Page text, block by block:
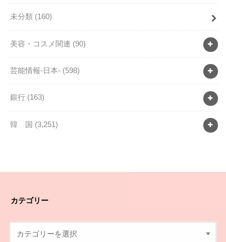
未分類 (160)
美容・コスメ関連 (90)
芸能情報-日本- (598)
銀行 (163)
韓 国 (3,251)
カテゴリー